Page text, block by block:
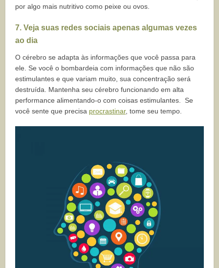
por algo mais nutritivo como peixe ou ovos.
7. Veja suas redes sociais apenas algumas vezes
ao dia
O cérebro se adapta às informações que você passa para
ele. Se você o bombardeia com informações que não são
estimulantes e que variam muito, sua concentração será
destruída. Mantenha seu cérebro funcionando em alta
performance alimentando-o com coisas estimulantes. Se
você sente que precisa procrastinar, tome seu tempo.